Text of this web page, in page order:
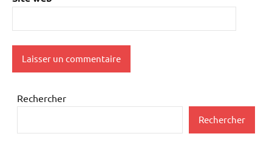
Rechercher
Rechercher